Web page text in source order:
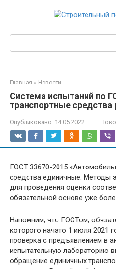
Поиск:
Главная » Новости
Система испытаний по
транспортные средства
Опубликовано: 14.05.2022
ГОСТ 33670-2015
средства единичные. Методы
для проведения оценки
обязательной основе уже
Напомним, что ГОСТом,
которого начато 1 июля 2021
проверка с предъявлением в
испытательную лабораторию
обращение единичных